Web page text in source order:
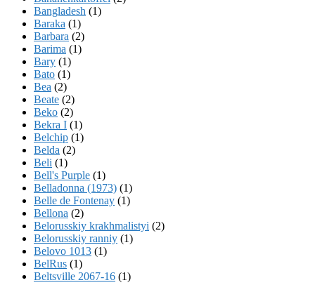
Bangladesh (1)
Baraka (1)
Barbara (2)
Barima (1)
Bary (1)
Bato (1)
Bea (2)
Beate (2)
Beko (2)
Bekra I (1)
Belchip (1)
Belda (2)
Beli (1)
Bell's Purple (1)
Belladonna (1973) (1)
Belle de Fontenay (1)
Bellona (2)
Belorusskiy krakhmalistyi (2)
Belorusskiy ranniy (1)
Belovo 1013 (1)
BelRus (1)
Beltsville 2067-16 (1)